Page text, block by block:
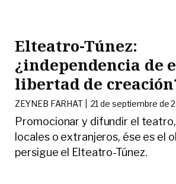
Elteatro-Túnez:
¿independencia de
libertad de
ZEYNEB FARHAT | 21 de septiembre de
Promocionar y difundir el
locales o extranjeros, ése es el
persigue el Elteatro-Túnez.